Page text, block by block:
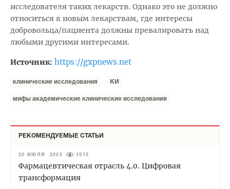
исследователя таких лекарств. Однако это не должно
относиться к новым лекарствам, где интересы
добровольца/пациента должны превалировать над
любыми другими интересами.
Источник: https://gxpnews.net
клинические исследования КИ
мифы академические клинические исследования
РЕКОМЕНДУЕМЫЕ СТАТЬИ
20 ИЮЛЯ 2025 1515
Фармацевтическая отрасль 4.0. Цифровая
трансформация